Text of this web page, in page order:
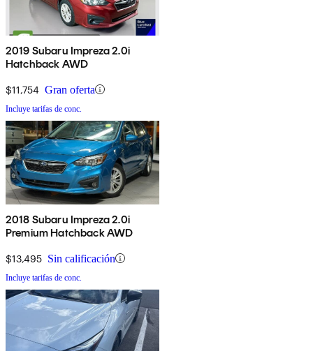
2019 Subaru Impreza 2.0i
Hatchback AWD
$11,754 Gran oferta
Incluye tarifas de conc.
2018 Subaru Impreza 2.0i
Premium Hatchback AWD
$13,495 Sin calificación
Incluye tarifas de conc.